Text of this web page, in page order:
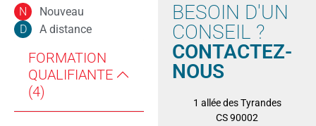
N Nouveau
D A distance
FORMATION
QUALIFIANTE
(4)
BESOIN D'UN
CONSEIL ?
CONTACTEZ-
NOUS
1 allée des Tyrandes
CS 90002